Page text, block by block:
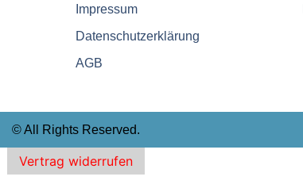
Impressum
Datenschutzerklärung
AGB
© All Rights Reserved.
Vertrag widerrufen